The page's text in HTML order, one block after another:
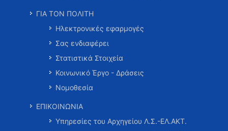
ΓΙΑ ΤΟΝ ΠΟΛΙΤΗ
Ηλεκτρονικές εφαρμογές
Σας ενδιαφέρει
Στατιστικά Στοιχεία
Κοινωνικό Έργο - Δράσεις
Νομοθεσία
ΕΠΙΚΟΙΝΩΝΙΑ
Υπηρεσίες του Αρχηγείου Λ.Σ.-ΕΛ.ΑΚΤ.